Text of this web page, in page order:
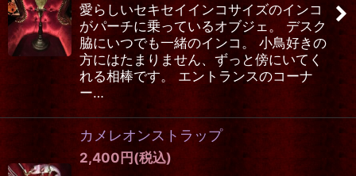
愛らしいセキセイインコサイズのインコ
がパーチに乗っているオブジェ。 デスク
脇にいつでも一緒のインコ。 小鳥好きの
方にはたまりません、ずっと傍にいてく
れる相棒です。 エントランスのコーナ
ー…
カメレオンストラップ
2,400円(税込)